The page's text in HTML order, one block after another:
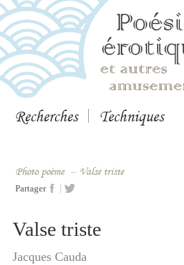
Recherches Techniques
Photo poème – Valse triste
Partager
Valse triste
Jacques Cauda